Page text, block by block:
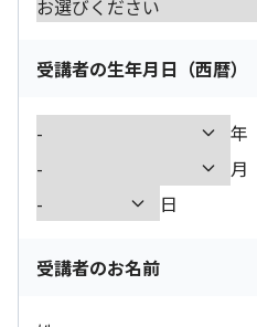
受講者の生年月日（西暦）
年
月
日
受講者のお名前